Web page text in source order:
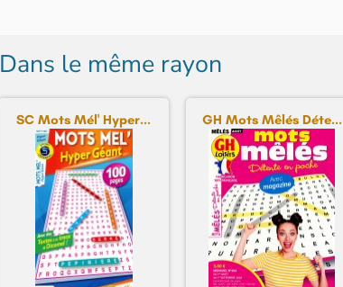
Dans le même rayon
SC Mots Mél' Hyper... GH Mots Mêlés Déte...